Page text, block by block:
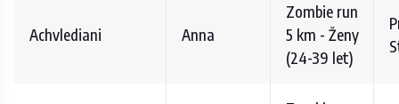
Achvlediani Anna
Zombie run
5 km - Ženy
(24-39 let)